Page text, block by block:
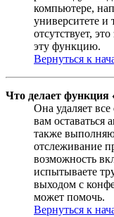
компьютере,
университете и
отсутствует,
эту функцию.
Вернуться к
Что делает функция
Она удаляет
вам оставаться
также
отслеживание
возможность
испытываете
выходом с
может помочь.
Вернуться к